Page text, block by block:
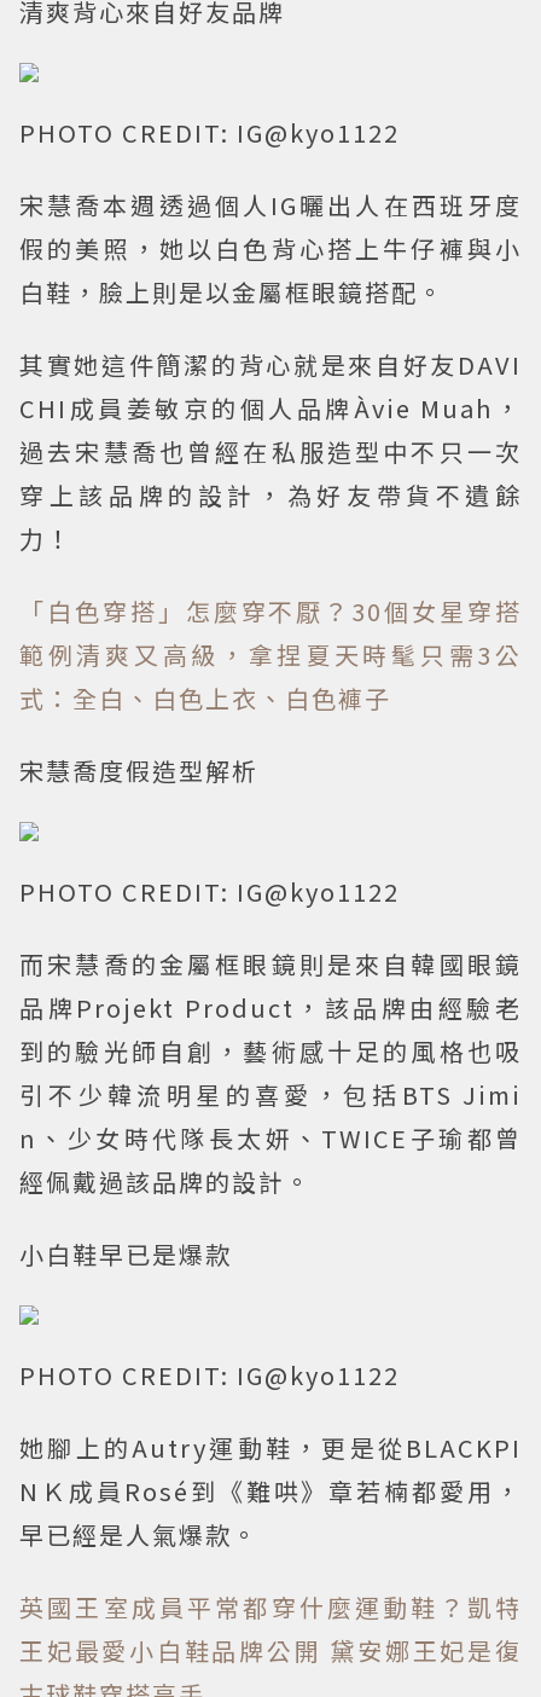
清爽背心來自好友品牌
PHOTO CREDIT: IG@kyo1122
宋慧喬本週透過個人IG曬出人在西班牙度
假的美照，她以白色背心搭上牛仔褲與小
白鞋，臉上則是以金屬框眼鏡搭配。
其實她這件簡潔的背心就是來自好友DAVI
CHI成員姜敏京的個人品牌Àvie Muah，
過去宋慧喬也曾經在私服造型中不只一次
穿上該品牌的設計，為好友帶貨不遺餘
力！
「白色穿搭」怎麼穿不厭？30個女星穿搭
範例清爽又高級，拿捏夏天時髦只需3公
式：全白、白色上衣、白色褲子
宋慧喬度假造型解析
PHOTO CREDIT: IG@kyo1122
而宋慧喬的金屬框眼鏡則是來自韓國眼鏡
品牌Projekt Product，該品牌由經驗老
到的驗光師自創，藝術感十足的風格也吸
引不少韓流明星的喜愛，包括BTS Jimi
n、少女時代隊長太妍、TWICE子瑜都曾
經佩戴過該品牌的設計。
小白鞋早已是爆款
PHOTO CREDIT: IG@kyo1122
她腳上的Autry運動鞋，更是從BLACKPI
NＫ成員Rosé到《難哄》章若楠都愛用，
早已經是人氣爆款。
英國王室成員平常都穿什麼運動鞋？凱特
王妃最愛小白鞋品牌公開 黛安娜王妃是復